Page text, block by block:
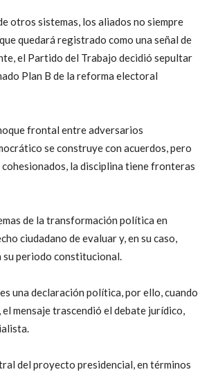
otros sistemas, los aliados no siempre
quedará registrado como una señal de
el Partido del Trabajo decidió sepultar
Plan B de la reforma electoral
frontal entre adversarios
se construye con acuerdos, pero
la disciplina tiene fronteras
de la transformación política en
ciudadano de evaluar y, en su caso,
su periodo constitucional.
una declaración política, por ello, cuando
mensaje trascendió el debate jurídico,
del proyecto presidencial, en términos